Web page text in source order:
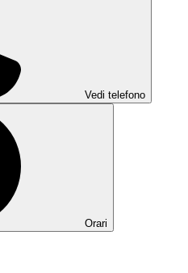
Vedi telefono
Orari